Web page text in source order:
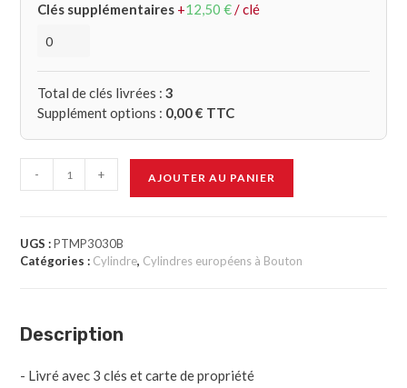
Clés supplémentaires +12,50€/ clé
Total de clés livrées :3
Supplément options : 0,00€ TTC
- + AJOUTER AU PANIER
UGS :PTMP3030B
Catégories : Cylindre, Cylindres européens à Bouton
Description
- Livré avec 3 clés et carte de propriété